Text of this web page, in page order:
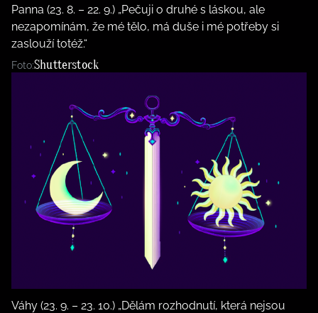
Panna (23. 8. – 22. 9.) „Pečuji o druhé s láskou, ale
nezapomínám, že mé tělo, má duše i mé potřeby si
zaslouží totéž.“
Foto:Shutterstock
Váhy (23. 9. – 23. 10.) „Dělám rozhodnutí, která nejsou